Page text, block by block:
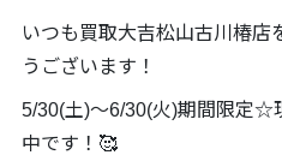
いつも買取大吉松山古川椿店
うございます！
5/30(土)～6/30(火)期間限定☆
中です！🥰